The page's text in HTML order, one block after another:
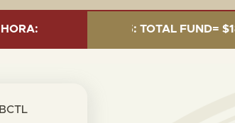
OF 30 SEP. 2025: TOTAL FUND=